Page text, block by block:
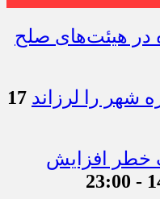
۴۱۶ پرونده در هیئت‌های صلح
17
خطر افزایش